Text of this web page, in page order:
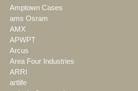
Amptown Cases
ams Osram
AMX
APWPT
Arcus
Area Four Industries
ARRI
artlife